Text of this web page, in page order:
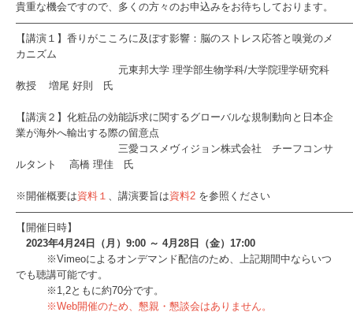
貴重な機会ですので、多くの方々のお申込みをお待ちしております。
【講演１】香りがこころに及ぼす影響：脳のストレス応答と嗅覚のメ
カニズム
元東邦大学 理学部生物学科/大学院理学研究科
教授 増尾 好則 氏
【講演２】化粧品の効能訴求に関するグローバルな規制動向と日本企
業が海外へ輸出する際の留意点
三愛コスメヴィジョン株式会社 チーフコンサ
ルタント 高橋 理佳 氏
※開催概要は資料１ 、講演要旨は資料2 を参照ください
【開催日時】
2023年4月24日（月）9:00 ～ 4月28日（金）17:00
※Vimeoによるオンデマンド配信のため、上記期間中ならいつ
でも聴講可能です。
※1,2ともに約70分です。
※Web開催のため、懇親・懇談会はありません。